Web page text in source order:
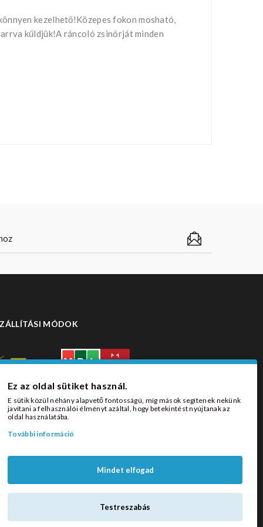
kezelhető!Közepes fokon mosható,
kűldjük!A ráncoló zsinórját minden
MÓDOK
Ez az oldal sütiket használ.
E sütik közül néhány alapvető fontosságú, míg mások segítenek nekünk
javítani a felhasználói élményt azáltal, hogy betekintést nyújtanak az
oldal használatába.
További információ
Mindet elfogad
Testreszabás